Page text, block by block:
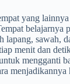
yang
lapang, sawah,
menit dan
mengganti